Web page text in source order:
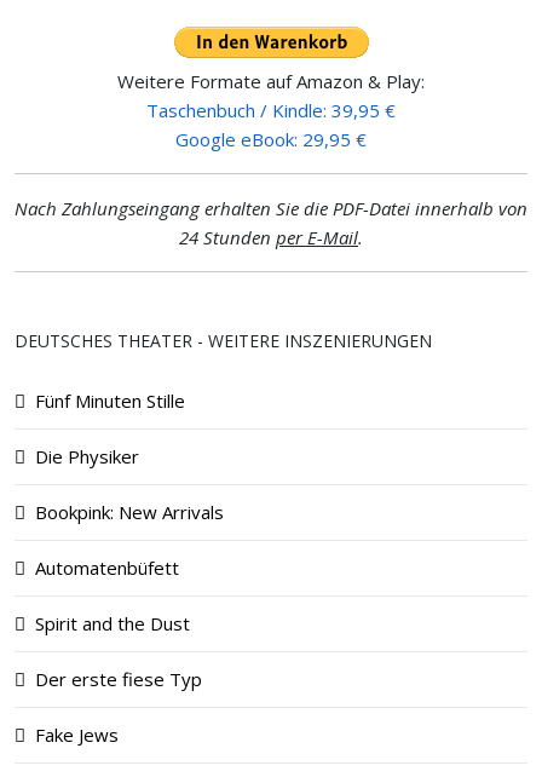
Weitere Formate auf Amazon & Play:
Taschenbuch / Kindle: 39,95 €
Google eBook: 29,95 €
Nach Zahlungseingang erhalten Sie die PDF-Datei innerhalb von
24 Stunden per E-Mail.
DEUTSCHES THEATER - WEITERE INSZENIERUNGEN
Fünf Minuten Stille
Die Physiker
Bookpink: New Arrivals
Automatenbüfett
Spirit and the Dust
Der erste fiese Typ
Fake Jews